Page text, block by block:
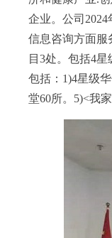
企业。公司
信息咨询方面服
目3处。包括4
包括：1)4星级
堂60所。5)<我